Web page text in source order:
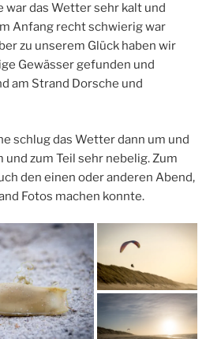
war das Wetter sehr kalt und
Anfang recht schwierig war
zu unserem Glück haben wir
Gewässer gefunden und
am Strand Dorsche und
schlug das Wetter dann um und
und zum Teil sehr nebelig. Zum
den einen oder anderen Abend,
Fotos machen konnte.